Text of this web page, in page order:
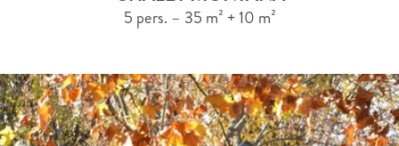
5 pers. – 35 m² + 10 m²